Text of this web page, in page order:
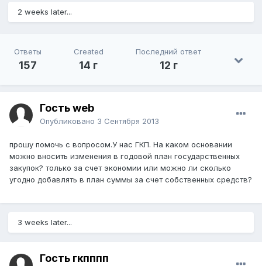
2 weeks later...
Ответы
157
Created
14 г
Последний ответ
12 г
Гость web
Опубликовано 3 Сентября 2013
прошу помочь с вопросом.У нас ГКП. На каком основании
можно вносить изменения в годовой план государственных
закупок? только за счет экономии или можно ли сколько
угодно добавлять в план суммы за счет собственных средств?
3 weeks later...
Гость гкпппп